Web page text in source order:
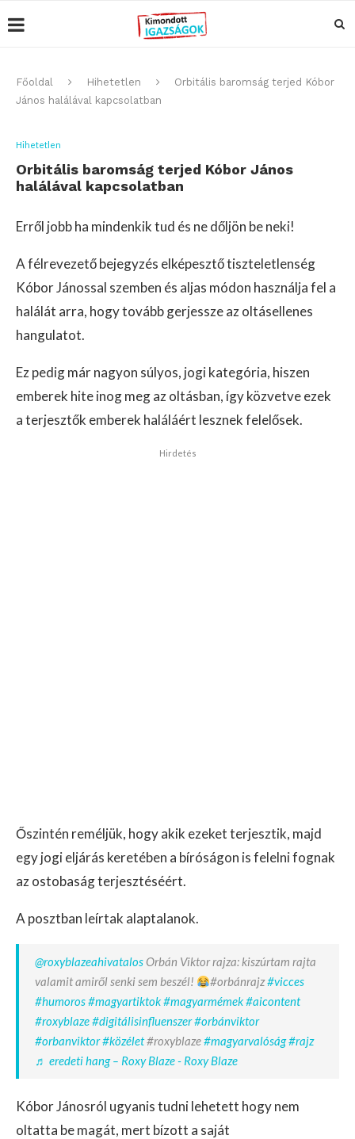
Főoldal Hihetetlen
Orbitális baromság terjed Kóbor
János halálával kapcsolatban
Hihetetlen
Orbitális baromság terjed Kóbor János
halálával kapcsolatban
Erről jobb ha mindenkik tud és ne dőljön be neki!
A félrevezető bejegyzés elképesztő tiszteletlenség
Kóbor Jánossal szemben és aljas módon használja fel a
halálát arra, hogy tovább gerjessze az oltásellenes
hangulatot.
Ez pedig már nagyon súlyos, jogi kategória, hiszen
emberek hite inog meg az oltásban, így közvetve ezek
a terjesztők emberek haláláért lesznek felelősek.
Hirdetés
Őszintén reméljük, hogy akik ezeket terjesztik, majd
egy jogi eljárás keretében a bíróságon is felelni fognak
az ostobaság terjesztéséért.
A posztban leírtak alaptalanok.
@roxyblazeahivatalosOrbán Viktor rajza: kiszúrtam rajta
valamit amiről senki sem beszél!
#orbánrajz#vicces
#humoros#magyartiktok#magyarmémek#aicontent
#roxyblaze#digitálisinfluenszer#orbánviktor
#orbanviktor#közélet#roxyblaze#magyarvalóság#rajz
♬ eredeti hang – Roxy Blaze - Roxy Blaze
Kóbor Jánosról ugyanis tudni lehetett hogy nem
oltatta be magát, mert bízott a saját